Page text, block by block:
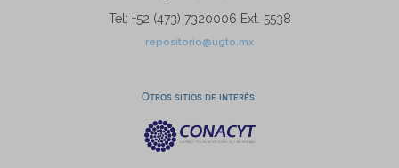
Tel: +52 (473) 7320006 Ext. 5538
repositorio@ugto.mx
Otros sitios de interés: